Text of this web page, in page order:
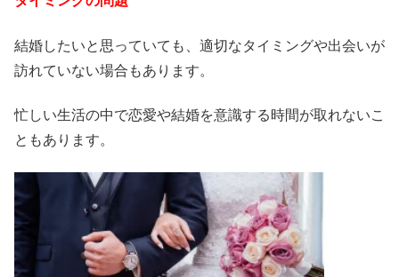
結婚したいと思っていても、適切なタイミングや出会いが
訪れていない場合もあります。
忙しい生活の中で恋愛や結婚を意識する時間が取れないこ
ともあります。